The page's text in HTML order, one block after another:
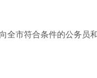
全市符合条件的公务员